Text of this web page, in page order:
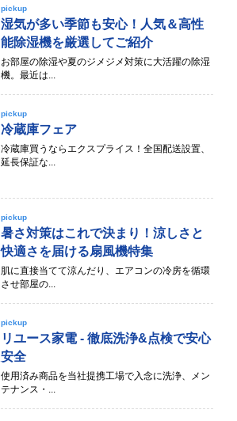
pickup
湿気が多い季節も安心！人気＆高性
能除湿機を厳選してご紹介
お部屋の除湿や夏のジメジメ対策に大活躍の除湿
機。最近は...
pickup
冷蔵庫フェア
冷蔵庫買うならエクスプライス！全国配送設置、
延長保証な...
pickup
暑さ対策はこれで決まり！涼しさと
快適さを届ける扇風機特集
肌に直接当てて涼んだり、エアコンの冷房を循環
させ部屋の...
pickup
リユース家電 - 徹底洗浄&点検で安心
安全
使用済み商品を当社提携工場で入念に洗浄、メン
テナンス・...